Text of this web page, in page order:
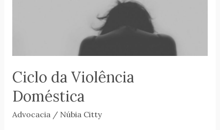
Ciclo da Violência
Doméstica
Advocacia/ Núbia Citty